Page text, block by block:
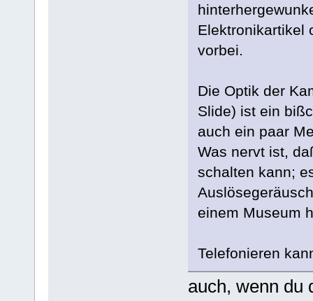
Elektronikartikel
vorbei.
Die Optik der
Slide) ist ein
auch ein paar
Was nervt ist,
schalten kann;
einem Museum
Telefonieren
auch, wenn du